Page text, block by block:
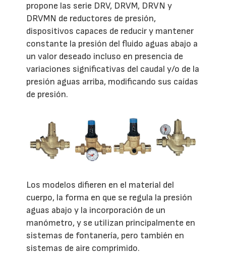
propone las serie DRV, DRVM, DRVN y
DRVMN de reductores de presión,
dispositivos capaces de reducir y mantener
constante la presión del fluido aguas abajo a
un valor deseado incluso en presencia de
variaciones significativas del caudal y/o de la
presión aguas arriba, modificando sus caídas
de presión.
Los modelos difieren en el material del
cuerpo, la forma en que se regula la presión
aguas abajo y la incorporación de un
manómetro, y se utilizan principalmente en
sistemas de fontanería, pero también en
sistemas de aire comprimido.